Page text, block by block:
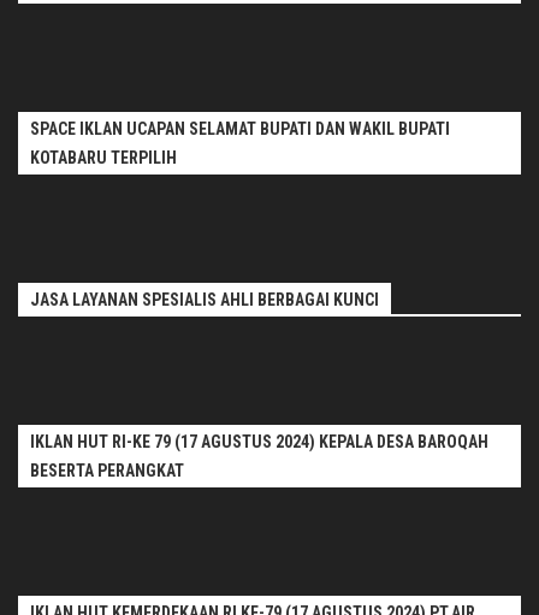
SPACE IKLAN UCAPAN SELAMAT BUPATI DAN WAKIL BUPATI
KOTABARU TERPILIH
JASA LAYANAN SPESIALIS AHLI BERBAGAI KUNCI
IKLAN HUT RI-KE 79 (17 AGUSTUS 2024) KEPALA DESA BAROQAH
BESERTA PERANGKAT